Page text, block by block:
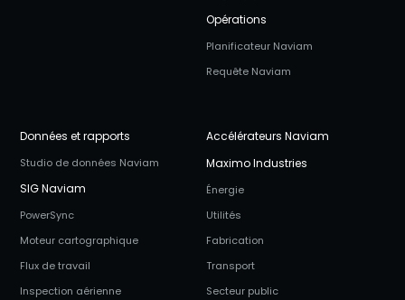
Opérations
Planificateur Naviam
Requête Naviam
Données et rapports
Studio de données Naviam
SIG Naviam
PowerSync
Moteur cartographique
Flux de travail
Inspection aérienne
Accélérateurs Naviam
Maximo Industries
Énergie
Utilités
Fabrication
Transport
Secteur public